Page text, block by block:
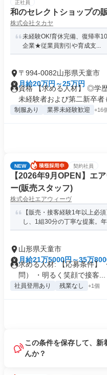
正社員
和のセレクトショップの
株式会社タカヤ
未経験OK!育休完備、復帰率
企業★従業員割引や育成支...
〒994-0082山形県天童市
月給20万円～25万円
資格 【求める人材】 ◎学
未経験者および第二新卒者
制服あり 業界未経験歓迎 +16
NEW 契約社員
【2026年9月OPEN】エ
ー(販売スタッフ)
株式会社エアウィーヴ
【販売・接客経験1年以上必
し、1組30分の丁寧な提案。
山形県天童市
月給21万5000円～35万
求める人材: 【応募条件】
問） ・明るく笑顔で接客...
社員登用あり 残業なし +1個
この条件を保存して、新
んか？